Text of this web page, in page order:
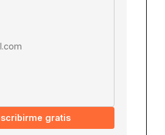
gratis